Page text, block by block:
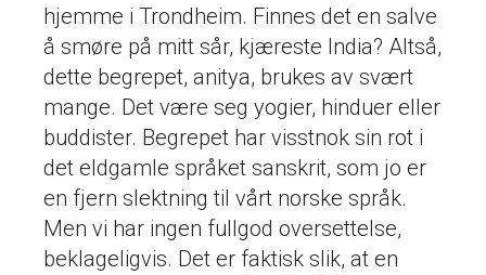
hjemme i Trondheim. Finnes det en salve
å smøre på mitt sår, kjæreste India? Altså,
dette begrepet, anitya, brukes av svært
mange. Det være seg yogier, hinduer eller
buddister. Begrepet har visstnok sin rot i
det eldgamle språket sanskrit, som jo er
en fjern slektning til vårt norske språk.
Men vi har ingen fullgod oversettelse,
beklageligvis. Det er faktisk slik, at en